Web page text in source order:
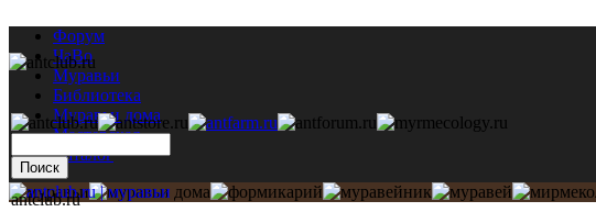
Форум
ЧаВо
Муравьи
Библиотека
Муравьи дома
Мастерская
Каталог
antclub.ru